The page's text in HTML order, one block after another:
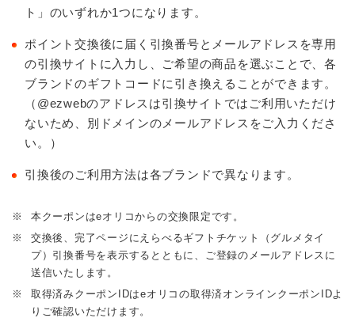
ト」のいずれか1つになります。
ポイント交換後に届く引換番号とメールアドレスを専用
の引換サイトに入力し、ご希望の商品を選ぶことで、各
ブランドのギフトコードに引き換えることができます。
（@ezwebのアドレスは引換サイトではご利用いただけ
ないため、別ドメインのメールアドレスをご入力くださ
い。）
引換後のご利用方法は各ブランドで異なります。
※
本クーポンはeオリコからの交換限定です。
※
交換後、完了ページにえらべるギフトチケット（グルメタイ
プ）引換番号を表示するとともに、ご登録のメールアドレスに
送信いたします。
※
取得済みクーポンIDはeオリコの取得済オンラインクーポンIDよ
りご確認いただけます。